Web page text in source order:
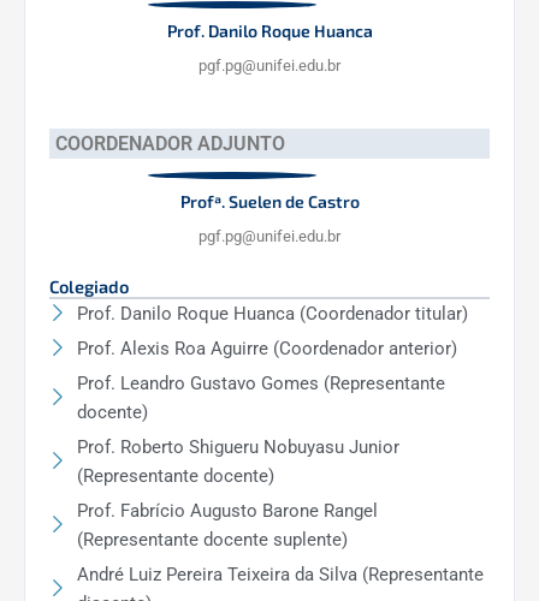
Prof. Danilo Roque Huanca
pgf.pg@unifei.edu.br
COORDENADOR ADJUNTO
Profª. Suelen de Castro
pgf.pg@unifei.edu.br
Colegiado
Prof. Danilo Roque Huanca (Coordenador titular)
Prof. Alexis Roa Aguirre (Coordenador anterior)
Prof. Leandro Gustavo Gomes (Representante
docente)
Prof. Roberto Shigueru Nobuyasu Junior
(Representante docente)
Prof. Fabrício Augusto Barone Rangel
(Representante docente suplente)
André Luiz Pereira Teixeira da Silva (Representante